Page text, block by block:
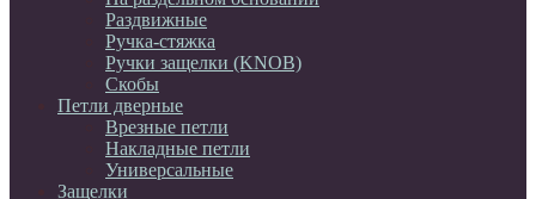
Раздвижные
Ручка-стяжка
Ручки защелки (KNOB)
Скобы
Петли дверные
Врезные петли
Накладные петли
Универсальные
Защелки